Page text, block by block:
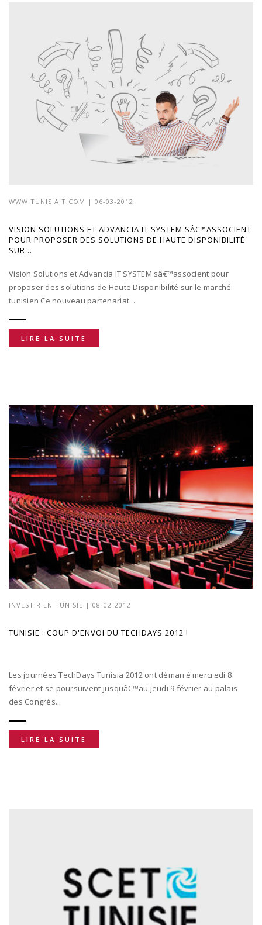
WWW.TUNISIAIT.COM | 06-03-2012
VISION SOLUTIONS ET ADVANCIA IT SYSTEM SÂ€™ASSOCIENT
POUR PROPOSER DES SOLUTIONS DE HAUTE DISPONIBILITÉ
SUR...
Vision Solutions et Advancia IT SYSTEM sâ€™associent pour
proposer des solutions de Haute Disponibilité sur le marché
tunisien Ce nouveau partenariat...
LIRE LA SUITE
INVESTIR EN TUNISIE | 08-02-2012
TUNISIE : COUP D'ENVOI DU TECHDAYS 2012 !
Les journées TechDays Tunisia 2012 ont démarré mercredi 8
février et se poursuivent jusquâ€™au jeudi 9 février au palais
des Congrès...
LIRE LA SUITE